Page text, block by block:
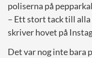
poliserna på
– Ett stort tack till
skriver hovet på
Det var nog inte bara